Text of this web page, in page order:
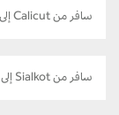
سافر من Calicut إلى القاهرة
سافر من Sialkot إلى القاهرة